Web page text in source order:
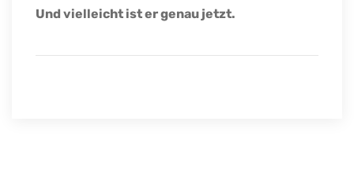
Und vielleicht ist er genau jetzt.